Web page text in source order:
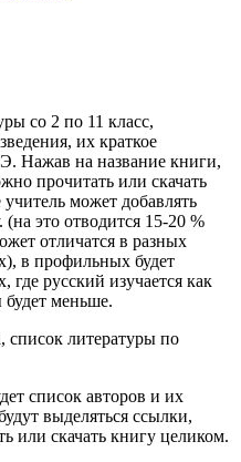
со 2 по 11 класс,
их краткое
Нажав на название книги,
прочитать или скачать
может добавлять
это отводится 15-20 %
отличатся в разных
в профильных будет
русский изучается как
будет меньше.
список литературы по
список авторов и их
выделяться ссылки,
или скачать книгу целиком.